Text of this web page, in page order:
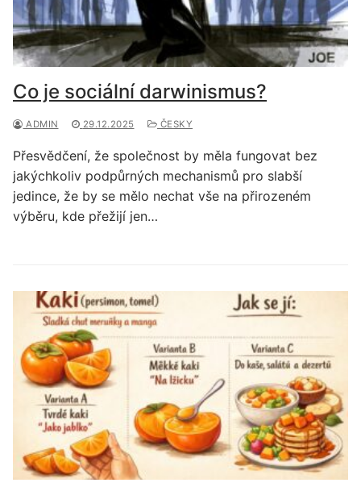
Co je sociální darwinismus?
ADMIN 29.12.2025 ČESKY
Přesvědčení, že společnost by měla fungovat bez
jakýchkoliv podpůrných mechanismů pro slabší
jedince, že by se mělo nechat vše na přirozeném
výběru, kde přežijí jen…